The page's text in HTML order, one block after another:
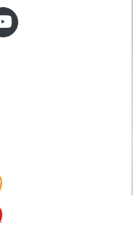
F
YOUTUBE